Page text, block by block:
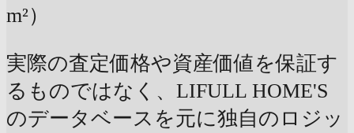
m²）
実際の査定価格や資産価値を保証す
るものではなく、LIFULL HOME'S
のデータベースを元に独自のロジッ